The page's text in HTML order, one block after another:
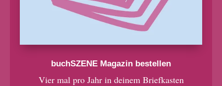
buchSZENE Magazin bestellen
Vier mal pro Jahr in deinem Briefkasten